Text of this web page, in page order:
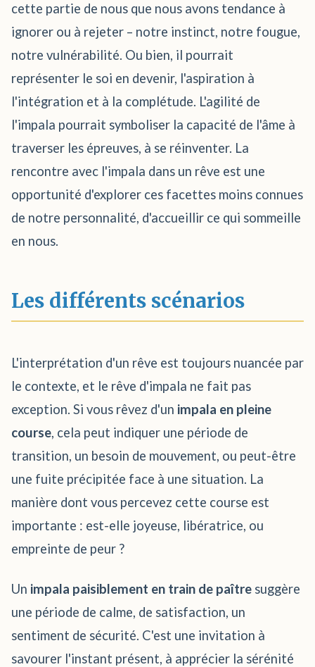
cette partie de nous que nous avons tendance à
ignorer ou à rejeter – notre instinct, notre fougue,
notre vulnérabilité. Ou bien, il pourrait
représenter le soi en devenir, l'aspiration à
l'intégration et à la complétude. L'agilité de
l'impala pourrait symboliser la capacité de l'âme à
traverser les épreuves, à se réinventer. La
rencontre avec l'impala dans un rêve est une
opportunité d'explorer ces facettes moins connues
de notre personnalité, d'accueillir ce qui sommeille
en nous.
Les différents scénarios
L'interprétation d'un rêve est toujours nuancée par
le contexte, et le rêve d'impala ne fait pas
exception. Si vous rêvez d'un impala en pleine
course, cela peut indiquer une période de
transition, un besoin de mouvement, ou peut-être
une fuite précipitée face à une situation. La
manière dont vous percevez cette course est
importante : est-elle joyeuse, libératrice, ou
empreinte de peur ?
Un impala paisiblement en train de paître suggère
une période de calme, de satisfaction, un
sentiment de sécurité. C'est une invitation à
savourer l'instant présent, à apprécier la sérénité